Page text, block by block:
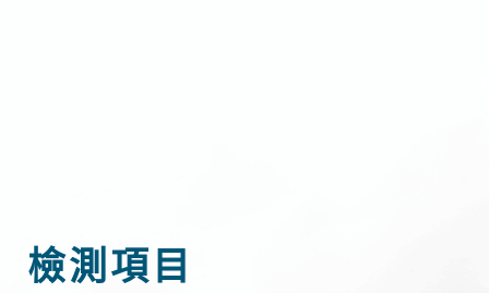
檢測項目​